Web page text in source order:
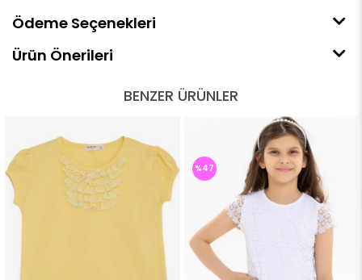
Ödeme Seçenekleri
Ürün Önerileri
BENZER ÜRÜNLER
%47